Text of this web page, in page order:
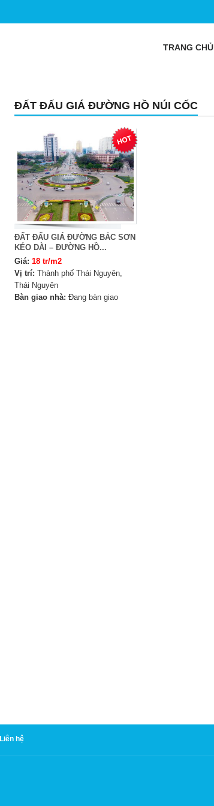
TRANG CHỦ
ĐẤT ĐẤU GIÁ ĐƯỜNG HỒ NÚI CỐC
ĐẤT ĐẤU GIÁ ĐƯỜNG BẮC SƠN
KÉO DÀI – ĐƯỜNG HỒ...
Giá: 18 tr/m2
Vị trí: Thành phố Thái Nguyên,
Thái Nguyên
Bàn giao nhà: Đang bàn giao
Liên hệ